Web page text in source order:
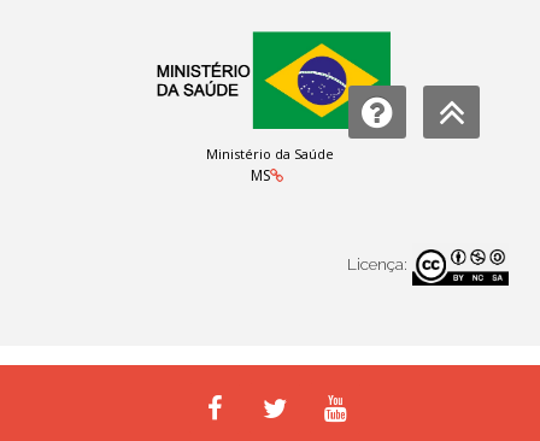
Ministério da Saúde
MS
Licença: